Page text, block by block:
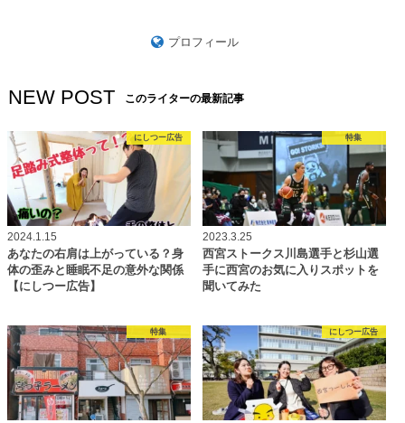
プロフィール
NEW POST このライターの最新記事
にしつー広告
2024.1.15
あなたの右肩は上がっている？身
体の歪みと睡眠不足の意外な関係
【にしつー広告】
特集
2023.3.25
西宮ストークス川島選手と杉山選
手に西宮のお気に入りスポットを
聞いてみた
特集 にしつー広告